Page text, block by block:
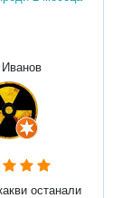
останали